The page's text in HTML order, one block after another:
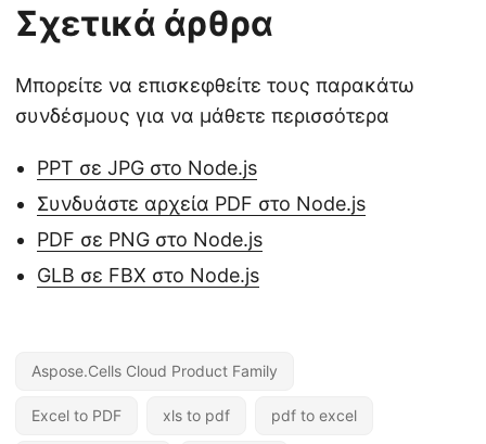
Σχετικά άρθρα
Μπορείτε να επισκεφθείτε τους παρακάτω
συνδέσμους για να μάθετε περισσότερα
PPT σε JPG στο Node.js
Συνδυάστε αρχεία PDF στο Node.js
PDF σε PNG στο Node.js
GLB σε FBX στο Node.js
Aspose.Cells Cloud Product Family
Excel to PDF xls to pdf pdf to excel